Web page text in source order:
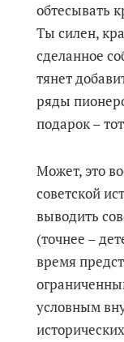
обтесывать
Ты силен,
сделанное
тянет
ряды
подарок –
Может, это
советской
выводить
(точнее –
время
условным